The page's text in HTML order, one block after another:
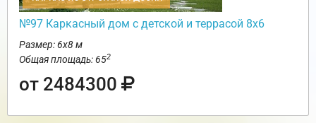
№97 Каркасный дом с детской и террасой 8х6
Размер: 6х8 м
Общая площадь: 652
от 2484300